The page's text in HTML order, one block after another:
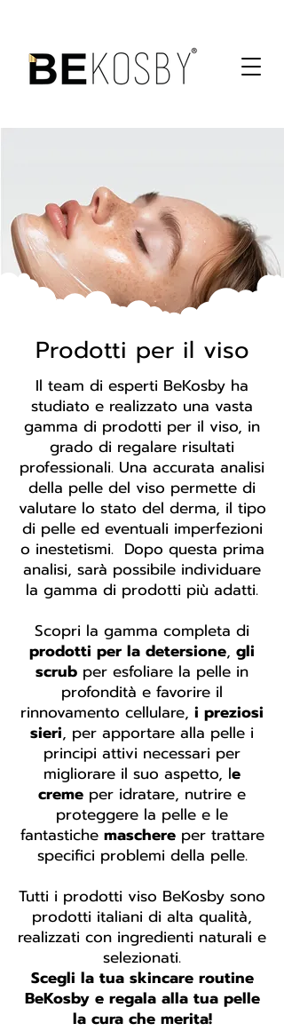
Prodotti per il viso
Il team di esperti BeKosby ha
studiato e realizzato una vasta
gamma di prodotti per il viso, in
grado di regalare risultati
professionali. Una accurata analisi
della pelle del viso permette di
valutare lo stato del derma, il tipo
di pelle ed eventuali imperfezioni
o inestetismi. Dopo questa prima
analisi, sarà possibile individuare
la gamma di prodotti più adatti.
Scopri la gamma completa di
prodotti per la detersione, gli
scrub per esfoliare la pelle in
profondità e favorire il
rinnovamento cellulare, i preziosi
sieri, per apportare alla pelle i
principi attivi necessari per
migliorare il suo aspetto, le
creme per idratare, nutrire e
proteggere la pelle e le
fantastiche maschereper trattare
specifici problemi della pelle.
Tutti i prodotti viso BeKosby sono
prodotti italiani di alta qualità,
realizzati con ingredienti naturali e
selezionati.
Scegli la tua skincare routine
BeKosby e regala alla tua pelle
la cura che merita!